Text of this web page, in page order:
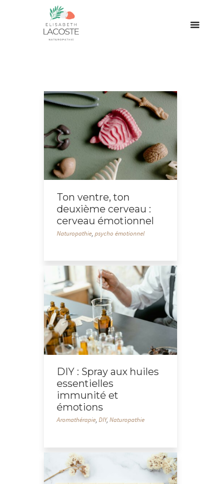
Ton ventre, ton
deuxième cerveau :
cerveau émotionnel
Naturopathie,psycho émotionnel
DIY : Spray aux huiles
essentielles
immunité et
émotions
Aromathérapie,DIY,Naturopathie